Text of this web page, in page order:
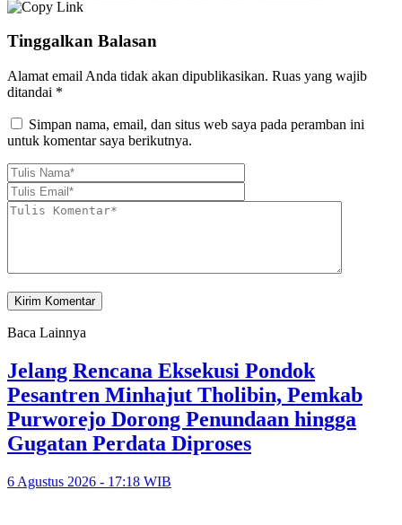
Tinggalkan Balasan
Alamat email Anda tidak akan dipublikasikan. Ruas yang wajib
ditandai *
Simpan nama, email, dan situs web saya pada peramban ini
untuk komentar saya berikutnya.
Baca Lainnya
Jelang Rencana Eksekusi Pondok
Pesantren Minhajut Tholibin, Pemkab
Purworejo Dorong Penundaan hingga
Gugatan Perdata Diproses
6 Agustus 2026 - 17:18 WIB